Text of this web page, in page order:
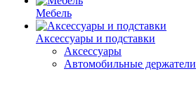
Мебель
Аксессуары и подставки
Аксессуары
Автомобильные держатели